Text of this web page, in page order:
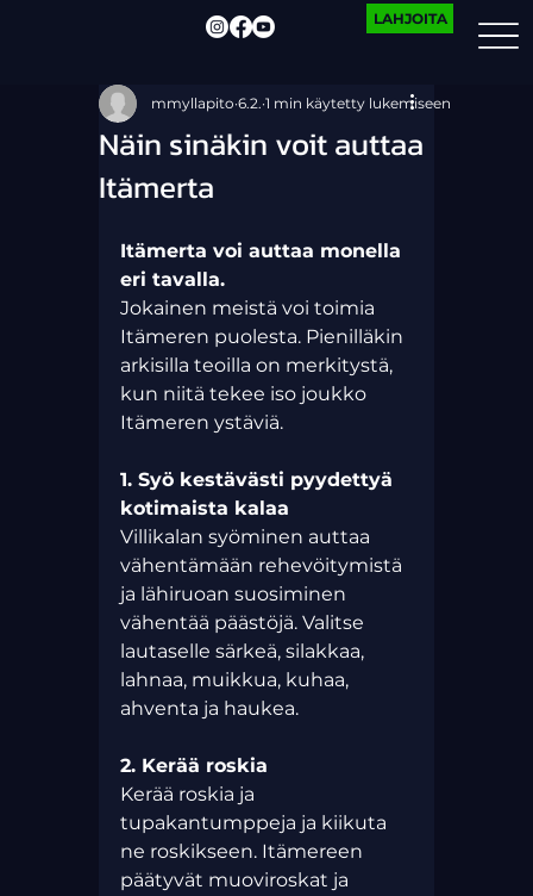
LAHJOITA
Näin sinäkin voit auttaa
Itämerta
mmyllapito 6.2. 1 min käytetty lukemiseen
Itämerta voi auttaa monella
eri tavalla.
Jokainen meistä voi toimia
Itämeren puolesta. Pienilläkin
arkisilla teoilla on merkitystä,
kun niitä tekee iso joukko
Itämeren ystäviä.
1. Syö kestävästi pyydettyä
kotimaista kalaa
Villikalan syöminen auttaa
vähentämään rehevöitymistä
ja lähiruoan suosiminen
vähentää päästöjä. Valitse
lautaselle särkeä, silakkaa,
lahnaa, muikkua, kuhaa,
ahventa ja haukea.
2. Kerää roskia
Kerää roskia ja
tupakantumppeja ja kiikuta
ne roskikseen. Itämereen
päätyvät muoviroskat ja